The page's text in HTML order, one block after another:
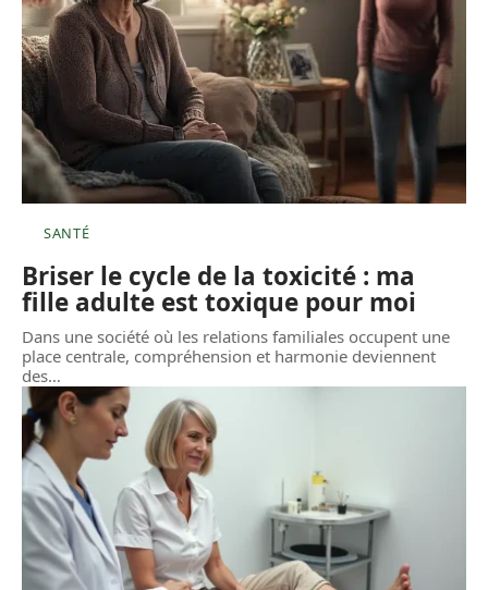
SANTÉ
Briser le cycle de la toxicité : ma
fille adulte est toxique pour moi
Dans une société où les relations familiales occupent une
place centrale, compréhension et harmonie deviennent
des…